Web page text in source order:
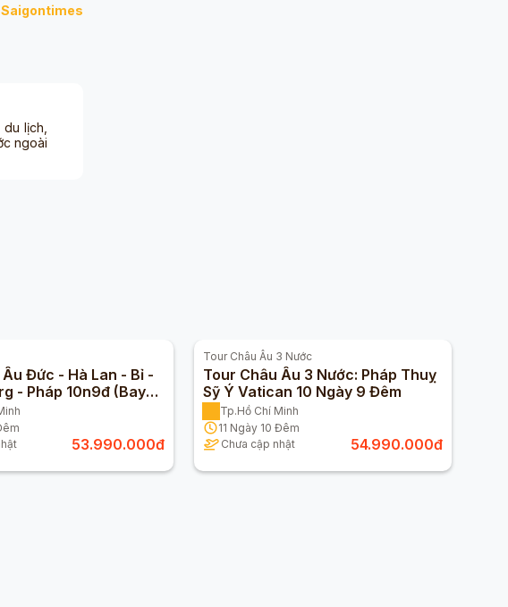
Saigontimes
lịch,
ngoài
Đức - Hà Lan - Bỉ -
- Pháp 10n9đ (Bay
53.990.000đ
Tour Châu Âu 3 Nước
Tour Châu Âu 3 Nước: Pháp Thuỵ
Sỹ Ý Vatican 10 Ngày 9 Đêm
Tp.Hồ Chí Minh
11 Ngày 10 Đêm
Chưa cập nhật
54.990.000đ